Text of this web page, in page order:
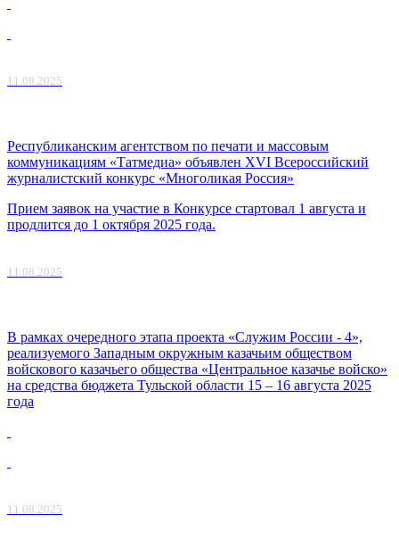
11.08.2025
Республиканским агентством по печати и массовым
коммуникациям «Татмедиа» объявлен XVI Всероссийский
журналистский конкурс «Многоликая Россия»
Прием заявок на участие в Конкурсе стартовал 1 августа и
продлится до 1 октября 2025 года.
11.08.2025
В рамках очередного этапа проекта «Служим России - 4»,
реализуемого Западным окружным казачьим обществом
войскового казачьего общества «Центральное казачье войско»
на средства бюджета Тульской области 15 – 16 августа 2025
года
11.08.2025